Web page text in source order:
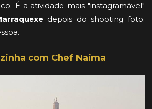
É a atividade mais "instagramável"
depois do shooting foto.
com Chef Naima